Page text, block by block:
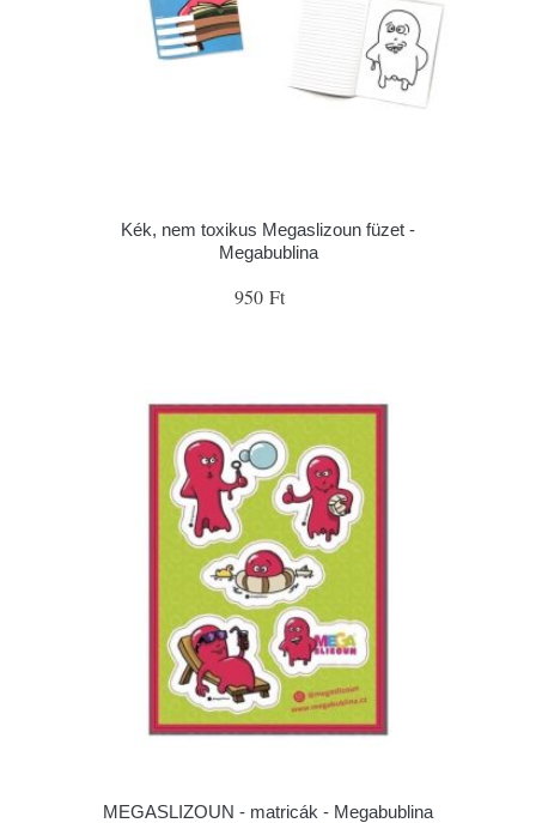
Kék, nem toxikus Megaslizoun füzet -
Megabublina
950 Ft
MEGASLIZOUN - matricák - Megabublina